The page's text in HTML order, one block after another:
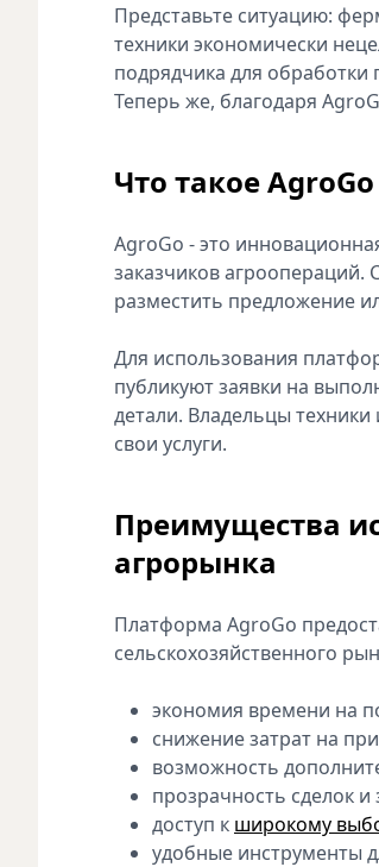
Представьте ситуацию:
техники экономически
подрядчика для
Теперь же, благодаря
Что такое
AgroGo - это
заказчиков агроопераций.
разместить предложение
Для использования
публикуют заявки на
детали. Владельцы техники
свои услуги.
Преимущества
агрорынка
Платформа AgroGo
сельскохозяйственного
экономия времени на
снижение затрат на
возможность
прозрачность сделок
доступ к широкому
удобные инструменты